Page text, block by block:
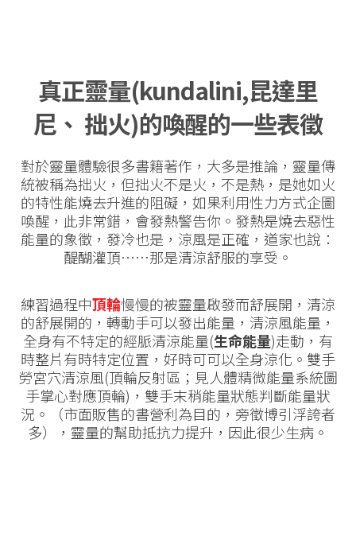
真正靈量(kundalini,昆達里
尼、 拙火)的喚醒的一些表徵
對於靈量體驗很多書籍著作，大多是推論，靈量傳
統被稱為拙火，但拙火不是火，不是熱，是她如火
的特性能燒去升進的阻礙，如果利用性力方式企圖
喚醒，此非常錯，會發熱警告你。發熱是燒去惡性
能量的象徵，發冷也是，涼風是正確，道家也說：
醍醐灌頂⋯⋯那是清涼舒服的享受。
練習過程中頂輪慢慢的被靈量啟發而舒展開，清涼
的舒展開的，轉動手可以發出能量，清涼風能量，
全身有不特定的經脈清涼能量(生命能量)走動，有
時整片有時特定位置，好時可可以全身涼化。雙手
勞宮穴清涼風(頂輪反射區；見人體精微能量系統圖
手掌心對應頂輪)，雙手末稍能量狀態判斷能量狀
況。（市面販售的書營利為目的，旁徵博引浮誇者
多），靈量的幫助抵抗力提升，因此很少生病。